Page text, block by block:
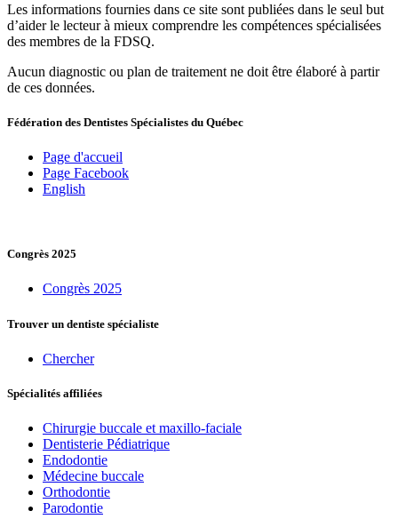
Les informations fournies dans ce site sont publiées dans le seul but
d’aider le lecteur à mieux comprendre les compétences spécialisées
des membres de la FDSQ.
Aucun diagnostic ou plan de traitement ne doit être élaboré à partir
de ces données.
Fédération des Dentistes Spécialistes du Québec
Page d'accueil
Page Facebook
English
Congrès 2025
Congrès 2025
Trouver un dentiste spécialiste
Chercher
Spécialités affiliées
Chirurgie buccale et maxillo-faciale
Dentisterie Pédiatrique
Endodontie
Médecine buccale
Orthodontie
Parodontie